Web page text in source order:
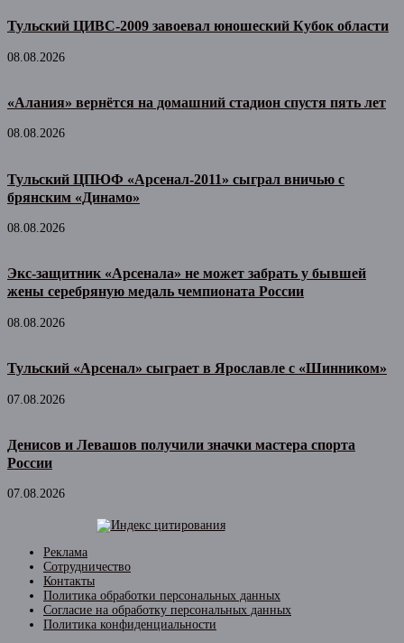
Тульский ЦИВС-2009 завоевал юношеский Кубок области
08.08.2026
«Алания» вернётся на домашний стадион спустя пять лет
08.08.2026
Тульский ЦПЮФ «Арсенал-2011» сыграл вничью с
брянским «Динамо»
08.08.2026
Экс-защитник «Арсенала» не может забрать у бывшей
жены серебряную медаль чемпионата России
08.08.2026
Тульский «Арсенал» сыграет в Ярославле с «Шинником»
07.08.2026
Денисов и Левашов получили значки мастера спорта
России
07.08.2026
Реклама
Сотрудничество
Контакты
Политика обработки персональных данных
Согласие на обработку персональных данных
Политика конфиденциальности